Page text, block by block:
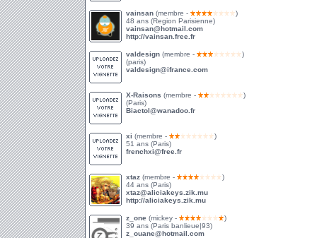
vainsan (membre -
)
48 ans (Region Parisienne)
vainsan@hotmail.com
http://vainsan.free.fr
valdesign (membre -
)
(paris)
valdesign@ifrance.com
X-Raisons (membre -
)
(Paris)
Biactol@wanadoo.fr
xi (membre -
)
51 ans (Paris)
frenchxi@free.fr
xtaz (membre -
)
44 ans (Paris)
xtaz@aliciakeys.zik.mu
http://aliciakeys.zik.mu
z_one (mickey -
)
39 ans (Paris banlieue|93)
z_ouane@hotmail.com